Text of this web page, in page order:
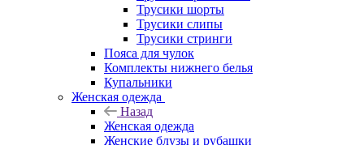
Трусики шорты
Трусики слипы
Трусики стринги
Пояса для чулок
Комплекты нижнего белья
Купальники
Женская одежда
Назад
Женская одежда
Женские блузы и рубашки